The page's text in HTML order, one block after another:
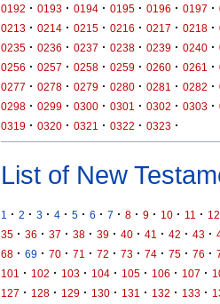
0192 · 0193 · 0194 · 0195 · 0196 · 0197 ·
0213 · 0214 · 0215 · 0216 · 0217 · 0218 ·
0235 · 0236 · 0237 · 0238 · 0239 · 0240 ·
0256 · 0257 · 0258 · 0259 · 0260 · 0261 ·
0277 · 0278 · 0279 · 0280 · 0281 · 0282 ·
0298 · 0299 · 0300 · 0301 · 0302 · 0303 ·
0319 · 0320 · 0321 · 0322 · 0323 ·
List of New
1 · 2 · 3 · 4 · 5 · 6 · 7 · 8 · 9 · 10 · 11 · 12
35 · 36 · 37 · 38 · 39 · 40 · 41 · 42 · 43 ·
68 · 69 · 70 · 71 · 72 · 73 · 74 · 75 · 76 ·
101
· 102 · 103 · 104 · 105 · 106 · 107 ·
127 · 128 · 129 · 130 · 131 · 132 · 133 ·